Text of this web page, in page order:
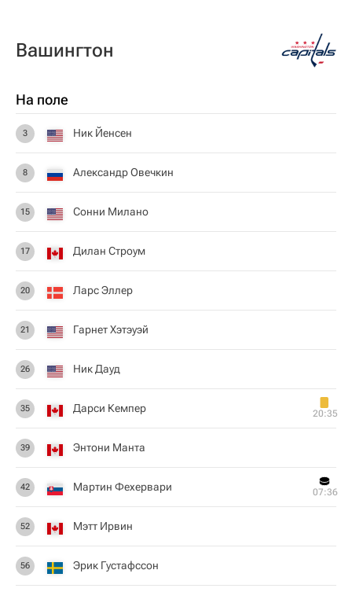
Вашингтон
На поле
3 Ник Йенсен
8 Александр Овечкин
15 Сонни Милано
17 Дилан Строум
20 Ларс Эллер
21 Гарнет Хэтэуэй
26 Ник Дауд
35 Дарси Кемпер 20:35
39 Энтони Манта
42 Мартин Фехервари 07:36
52 Мэтт Ирвин
56 Эрик Густафссон